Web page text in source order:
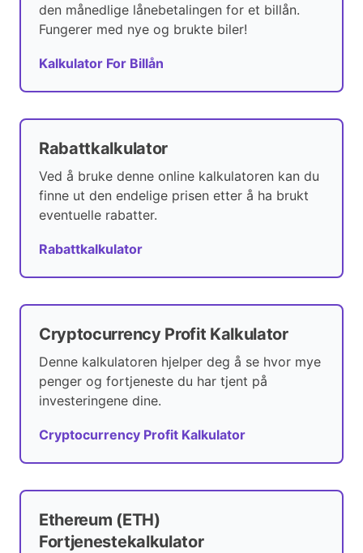
den månedlige lånebetalingen for et billån.
Fungerer med nye og brukte biler!
Kalkulator For Billån
Rabattkalkulator
Ved å bruke denne online kalkulatoren kan du
finne ut den endelige prisen etter å ha brukt
eventuelle rabatter.
Rabattkalkulator
Cryptocurrency Profit Kalkulator
Denne kalkulatoren hjelper deg å se hvor mye
penger og fortjeneste du har tjent på
investeringene dine.
Cryptocurrency Profit Kalkulator
Ethereum (ETH)
Fortjenestekalkulator